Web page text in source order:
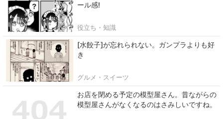
ール感!
役立ち・知識
[水餃子]が忘れられない。ガンプラよりも好
き
グルメ・スイーツ
お店を閉める予定の模型屋さん。昔ながらの
模型屋さんがなくなるのはさみしいですね。